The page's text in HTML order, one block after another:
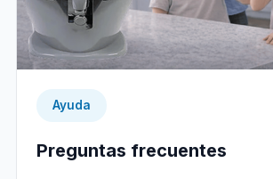
Ayuda
Preguntas frecuentes